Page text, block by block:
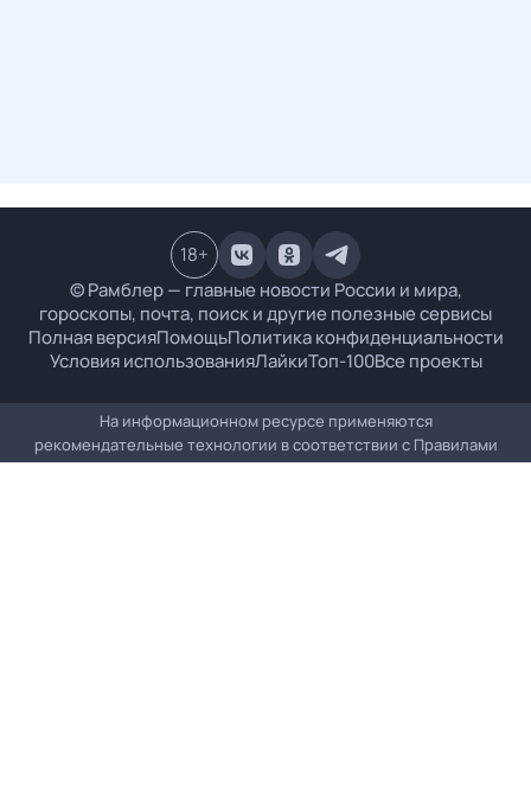
© Рамблер — главные новости России и мира,
гороскопы, почта, поиск и другие полезные сервисы
Полная версияПомощьПолитика конфиденциальности
Условия использованияЛайкиТоп-100Все проекты
18+
На информационном ресурсе применяются
рекомендательные технологии в соответствии с Правилами